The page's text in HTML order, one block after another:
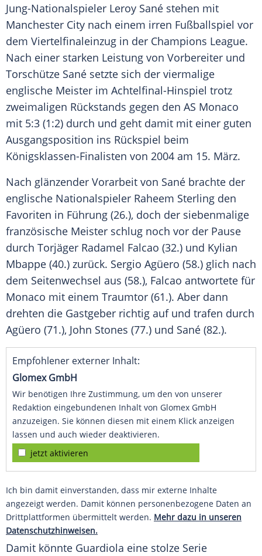
Jung-Nationalspieler Leroy Sané stehen mit
Manchester City nach einem irren Fußballspiel vor
dem Viertelfinaleinzug in der Champions League.
Nach einer starken Leistung von Vorbereiter und
Torschütze Sané setzte sich der viermalige
englische Meister im Achtelfinal-Hinspiel trotz
zweimaligen Rückstands gegen den AS Monaco
mit 5:3 (1:2) durch und geht damit mit einer guten
Ausgangsposition ins Rückspiel beim
Königsklassen-Finalisten von 2004 am 15. März.
Nach glänzender Vorarbeit von Sané brachte der
englische Nationalspieler Raheem Sterling den
Favoriten in Führung (26.), doch der siebenmalige
französische Meister schlug noch vor der Pause
durch Torjäger Radamel Falcao (32.) und Kylian
Mbappe (40.) zurück. Sergio Agüero (58.) glich nach
dem Seitenwechsel aus (58.), Falcao antwortete für
Monaco mit einem Traumtor (61.). Aber dann
drehten die Gastgeber richtig auf und trafen durch
Agüero (71.), John Stones (77.) und Sané (82.).
Empfohlener externer Inhalt:
Glomex GmbH
Wir benötigen Ihre Zustimmung, um den von unserer
Redaktion eingebundenen Inhalt von Glomex GmbH
anzuzeigen. Sie können diesen mit einem Klick anzeigen
lassen und auch wieder deaktivieren.
jetzt aktivieren
Ich bin damit einverstanden, dass mir externe Inhalte
angezeigt werden. Damit können personenbezogene Daten an
Drittplattformen übermittelt werden. Mehr dazu in unseren
Datenschutzhinweisen.
Damit könnte Guardiola eine stolze Serie